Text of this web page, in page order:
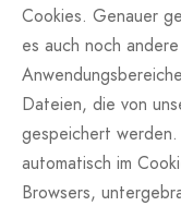
Cookies. Genauer
es auch noch
Dateien, die von
gespeichert
automatisch im
Browsers,